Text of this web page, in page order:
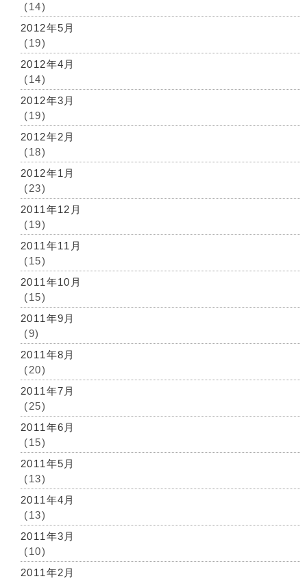
(14)
2012年5月
(19)
2012年4月
(14)
2012年3月
(19)
2012年2月
(18)
2012年1月
(23)
2011年12月
(19)
2011年11月
(15)
2011年10月
(15)
2011年9月
(9)
2011年8月
(20)
2011年7月
(25)
2011年6月
(15)
2011年5月
(13)
2011年4月
(13)
2011年3月
(10)
2011年2月